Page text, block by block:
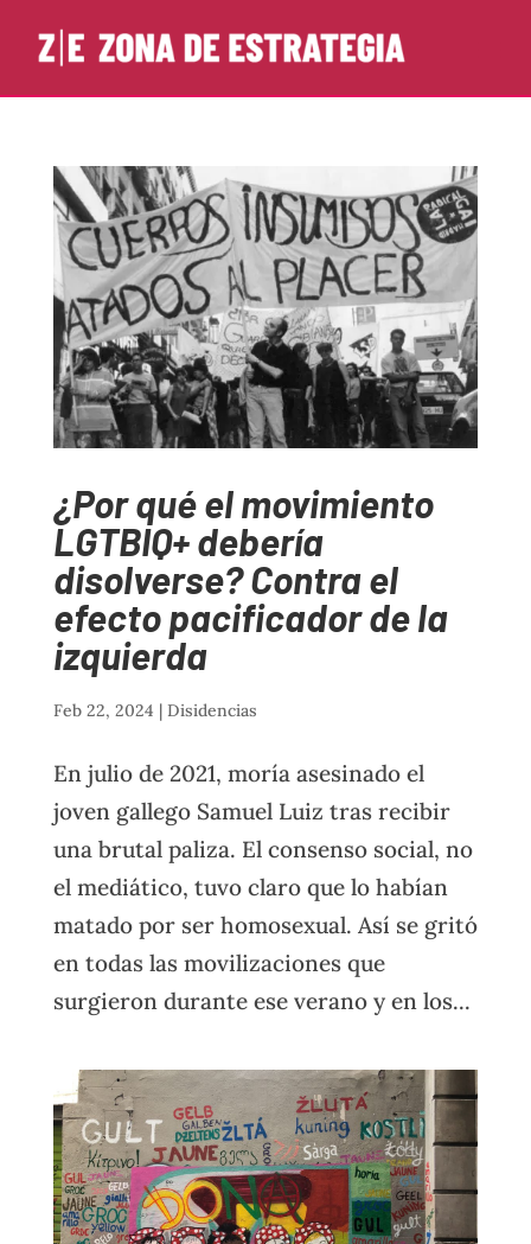
¿Por qué el movimiento
LGTBIQ+ debería
disolverse? Contra el
efecto pacificador de la
izquierda
Feb 22, 2024 | Disidencias
En julio de 2021, moría asesinado el
joven gallego Samuel Luiz tras recibir
una brutal paliza. El consenso social, no
el mediático, tuvo claro que lo habían
matado por ser homosexual. Así se gritó
en todas las movilizaciones que
surgieron durante ese verano y en los...